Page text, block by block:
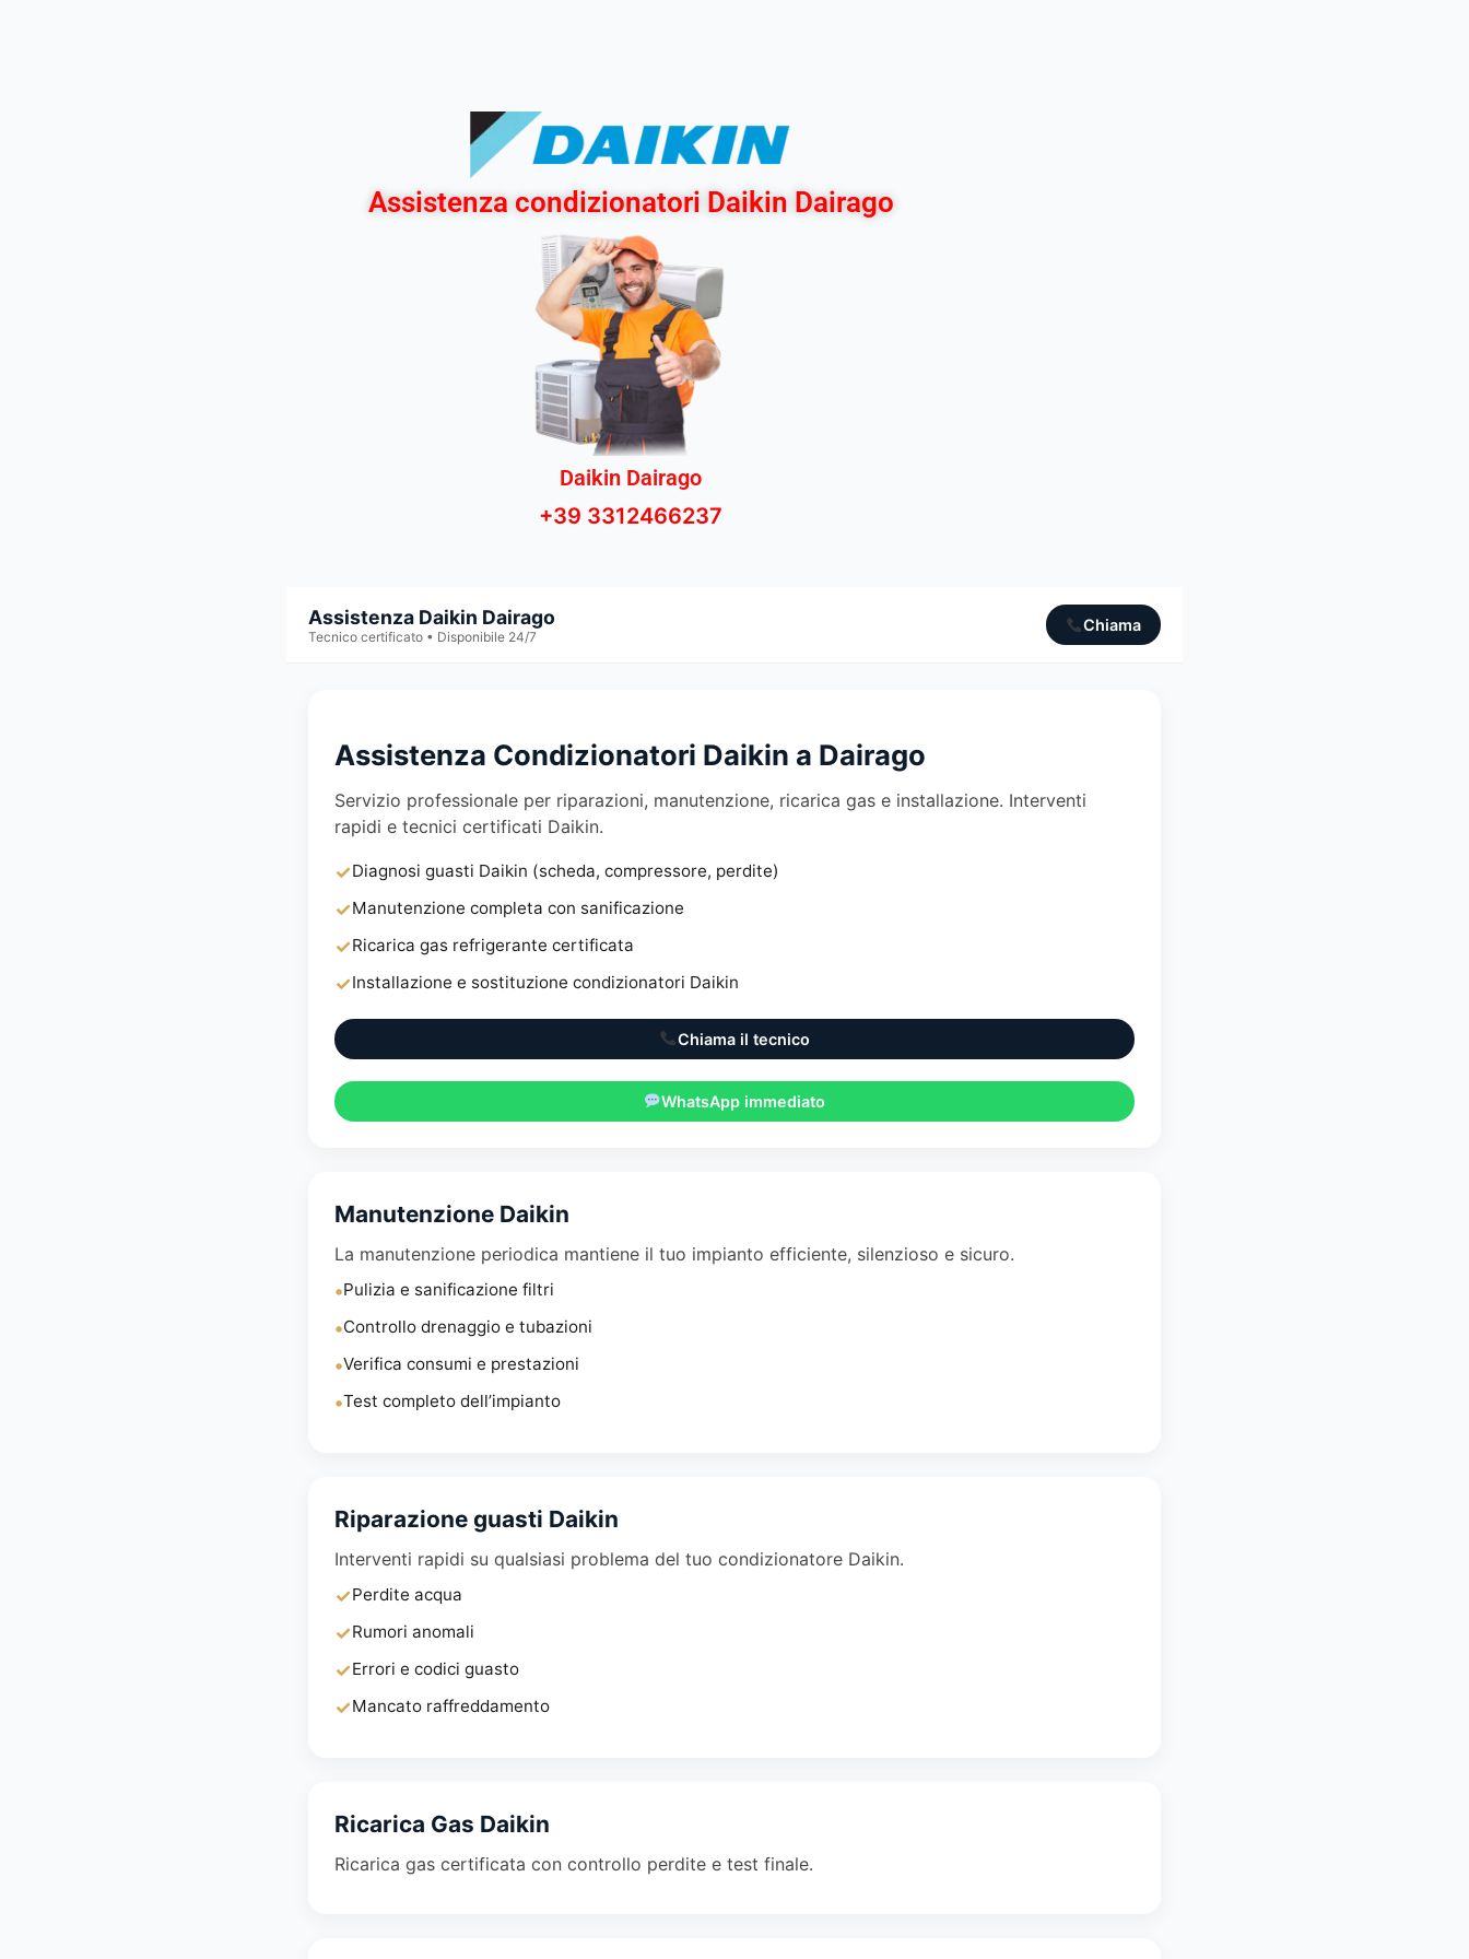
Assistenza condizionatori Daikin Dairago
Daikin Dairago
+39 3312466237
Assistenza Daikin Dairago
Tecnico certificato • Disponibile 24/7
Chiama
Assistenza Condizionatori Daikin a Dairago
Servizio professionale per riparazioni, manutenzione, ricarica gas e installazione. Interventi
rapidi e tecnici certificati Daikin.
✓Diagnosi guasti Daikin (scheda, compressore, perdite)
✓Manutenzione completa con sanificazione
✓Ricarica gas refrigerante certificata
✓Installazione e sostituzione condizionatori Daikin
Chiama il tecnico
WhatsApp immediato
Manutenzione Daikin
La manutenzione periodica mantiene il tuo impianto efficiente, silenzioso e sicuro.
•Pulizia e sanificazione filtri
•Controllo drenaggio e tubazioni
•Verifica consumi e prestazioni
•Test completo dell’impianto
Riparazione guasti Daikin
Interventi rapidi su qualsiasi problema del tuo condizionatore Daikin.
✓Perdite acqua
✓Rumori anomali
✓Errori e codici guasto
✓Mancato raffreddamento
Ricarica Gas Daikin
Ricarica gas certificata con controllo perdite e test finale.